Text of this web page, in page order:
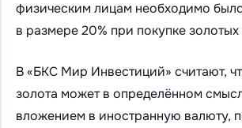
физическим лицам необходимо
в размере 20% при покупке золотых
В «БКС Мир Инвестиций» считают,
золота может в определённом
вложением в иностранную валюту,